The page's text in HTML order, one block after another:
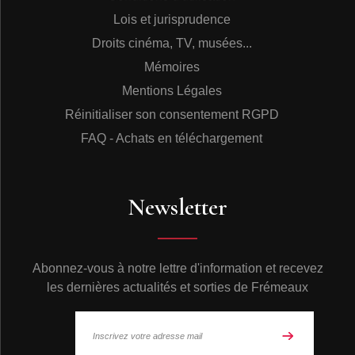
C’est à Sarnath que Bouddha a fait son premier sermon,
il y a 2500 ans. Plusieurs sectes bouddhistes du monde
entier y ont construit des temples et des sanctuaires en
témoignage de leur vénération pour Bouddha.
Enregistré dans un temple à Sarnath, en 1979.
4/ Cérémonie du temple de la secte Drugpa-ka-gyu.
Cette célébration annuelle du 10e jour du mois lunaire
est la commémoration de la naissance du moine indien
Padma­sambhava. Invité par le dirigeant du Tibet, son
gyu fut introduit en Inde depuis le Tibet Oriental. La
récitation des mots sacrés est ponctuée de moments de
Rkan-duns, un Gyaling, un Nga et un Rolmo.
Tashijong, Himalya central.
5/ Tucho Dawe Duchi.
quelle heure du jour ou de la nuit, cet enregistrement
Lois et jurisprudence
Droits cinéma, TV, musées...
Mémoires
Mentions Légales
Réinitialiser son consentement RGPD
FAQ - Achats en téléchargement
Newsletter
Abonnez-vous à notre lettre d'information et recevez
les dernières actualités et sorties de Frémeaux